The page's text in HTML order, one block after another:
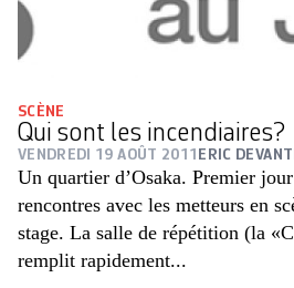
SCÈNE
Qui sont les incendiaires?
VENDREDI 19 AOÛT 2011 ERIC
Un quartier d’Osaka. Premier
rencontres avec les metteurs en
stage. La salle de répétition (la
remplit rapidement...